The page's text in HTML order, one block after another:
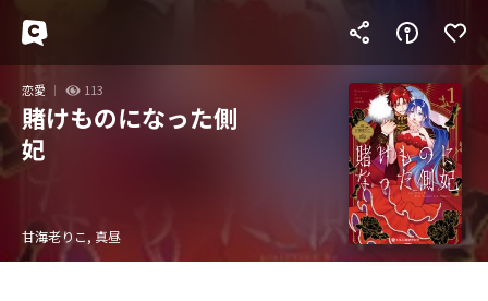
恋愛 113
賭けものになった側
妃
甘海老りこ, 真昼